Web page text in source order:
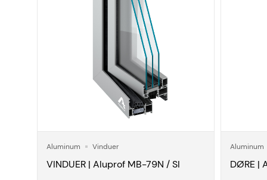
Aluminum Vinduer
VINDUER | Aluprof MB-79N / SI
Aluminum
DØRE |